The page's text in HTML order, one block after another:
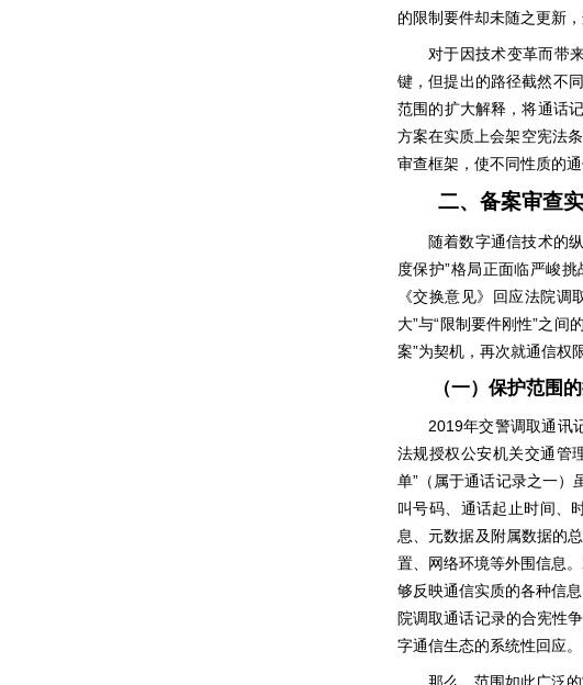
的限制要件却未随之更新
对于因技术变革而带
键，但提出的路径截然不
范围的扩大解释，将通话
方案在实质上会架空宪法
审查框架，使不同性质的
二、备案审查
随着数字通信技术的
度保护”格局正面临严峻
《交换意见》回应法院
大”与“ 限制要件刚性”之间
案”为契机，再次就通信权
（一）保护范围
2019年交警调取通讯
法规授权公安机关交通管
单” （属于通话记录之一
叫号码、通话起止时间、
息、元数据及附属数据的
置、网络环境等外围信息。
够反映通信实质的各种信
院调取通话记录的合宪性
字通信生态的系统性回应。